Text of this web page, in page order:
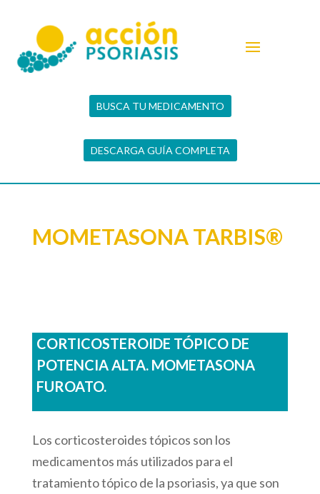
BUSCA TU MEDICAMENTO
DESCARGA GUÍA COMPLETA
MOMETASONA TARBIS®
CORTICOSTEROIDE TÓPICO DE
POTENCIA ALTA. MOMETASONA
FUROATO.
Los corticosteroides tópicos son los
medicamentos más utilizados para el
tratamiento tópico de la psoriasis, ya que son